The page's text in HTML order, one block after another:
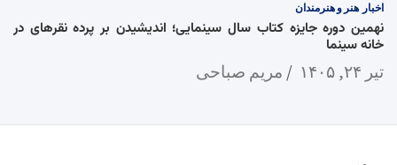
اخبار هنر و هنرمندان
نهمین دوره جایزه کتاب سال سینمایی؛ اندیشیدن بر پرده نقرهای در
خانه سینما
تیر ۲۴, ۱۴۰۵ مریم صباحی